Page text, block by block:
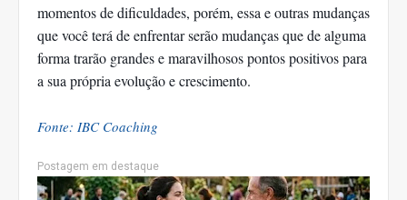
momentos de dificuldades, porém, essa e outras mudanças
que você terá de enfrentar serão mudanças que de alguma
forma trarão grandes e maravilhosos pontos positivos para
a sua própria evolução e crescimento.
Fonte: IBC Coaching
Postagem em destaque